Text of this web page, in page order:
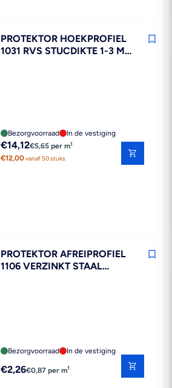
PROTEKTOR HOEKPROFIEL
1031 RVS STUCDIKTE 1-3 MM
Bezorgvoorraad In de vestiging
Reguliere
prijs
€14,12€5,65 per m1
€12,00vanaf 50 stuks
PROTEKTOR AFREIPROFIEL
1106 VERZINKT STAAL
Bezorgvoorraad In de vestiging
Reguliere
€2,26€0,87 per m1